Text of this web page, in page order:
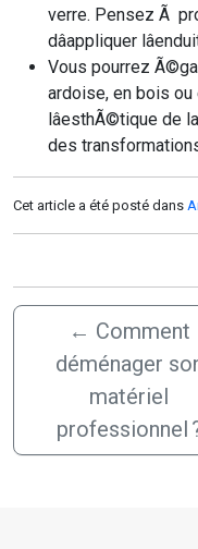
verre. Pensez Ã
dâappliquer
Vous pourrez
ardoise, en bois
lâesthÃ©tique
des
Cet article a été posté dans
← Comment
déménager
matériel
professionnel